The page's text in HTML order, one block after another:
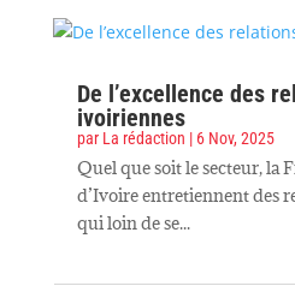
De l’excellence des
ivoiriennes
par La rédaction | 6 Nov, 2025
Quel que soit le secteur, la
d’Ivoire entretiennent des
qui loin de se...